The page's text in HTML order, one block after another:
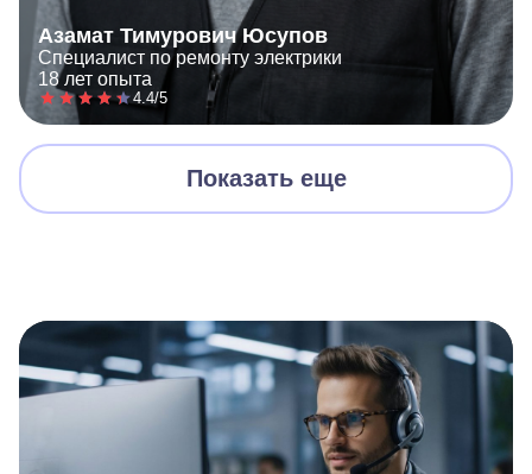
Азамат Тимурович Юсупов
Специалист по ремонту электрики
18 лет опыта
4.4/5
Показать еще